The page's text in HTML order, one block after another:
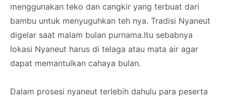
menggunakan teko dan cangkir yang terbuat dari
bambu untuk menyuguhkan teh nya. Tradisi Nyaneut
digelar saat malam bulan purnama.Itu sebabnya
lokasi Nyaneut harus di telaga atau mata air agar
dapat memantulkan cahaya bulan.
Dalam prosesi nyaneut terlebih dahulu para peserta